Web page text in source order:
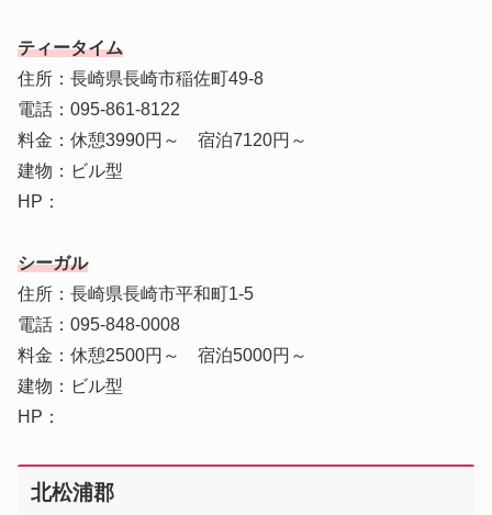
ティータイム
住所：長崎県長崎市稲佐町49-8
電話：095-861-8122
料金：休憩3990円～ 宿泊7120円～
建物：ビル型
HP：
シーガル
住所：長崎県長崎市平和町1-5
電話：095-848-0008
料金：休憩2500円～ 宿泊5000円～
建物：ビル型
HP：
北松浦郡